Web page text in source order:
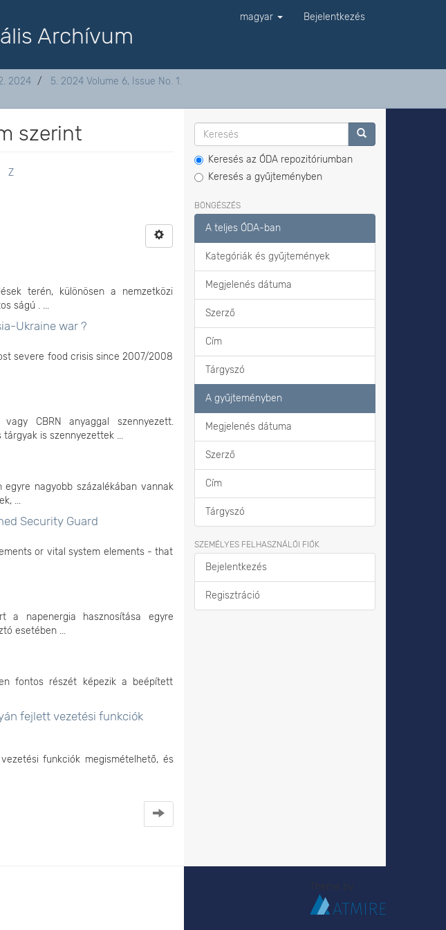
Archívum
magyar Bejelentkezés
2024
5. 2024 Volume 6, Issue No. 1.
szerint
Z
terén, különösen a nemzetközi
ságú . ...
Ukraine war ?
severe food crisis since 2007/2008
CBRN anyaggal szennyezett.
is szennyezettek ...
nagyobb százalékában vannak
...
Security Guard
or vital system elements - that
a napenergia hasznosítása egyre
esetében ...
fontos részét képezik a beépített
fejlett vezetési funkciók
funkciók megismételhető, és
Keresés az ÓDA repozitóriumban
Keresés a gyűjteményben
BÖNGÉSZÉS
A teljes ÓDA-ban
Kategóriák és gyűjtemények
Megjelenés dátuma
Szerző
Cím
Tárgyszó
A gyűjteményben
Megjelenés dátuma
Szerző
Cím
Tárgyszó
SZEMÉLYES FELHASZNÁLÓI FIÓK
Bejelentkezés
Regisztráció
Theme by